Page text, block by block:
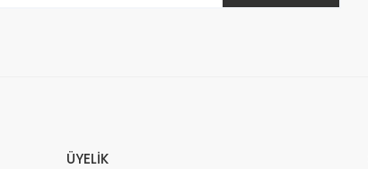
ÜYELİK